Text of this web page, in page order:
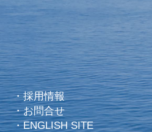
・採用情報
・お問合せ
・ENGLISH SITE